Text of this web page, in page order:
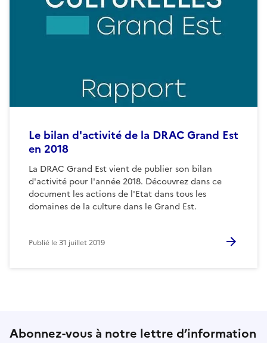
Le bilan d'activité de la DRAC Grand Est
en 2018
La DRAC Grand Est vient de publier son bilan
d'activité pour l'année 2018. Découvrez dans ce
document les actions de l'Etat dans tous les
domaines de la culture dans le Grand Est.
Publié le31 juillet 2019
Abonnez-vous à notre lettre d’information